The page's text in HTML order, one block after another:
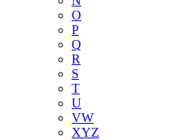
O
P
Q
R
S
T
U
VW
XYZ